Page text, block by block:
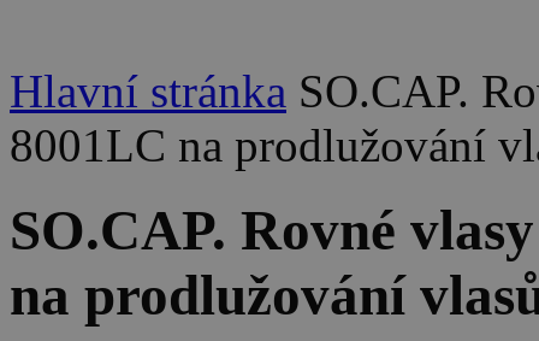
Hlavní stránka SO.CAP.
8001LC na prodlužování
SO.CAP. Rovné
na prodlužování